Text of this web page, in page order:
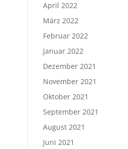
April 2022
März 2022
Februar 2022
Januar 2022
Dezember 2021
November 2021
Oktober 2021
September 2021
August 2021
Juni 2021